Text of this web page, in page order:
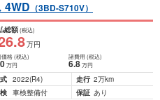
4WD （3BD-S710V）
総額(税込)
.8万円
価格(税込)
万円
諸費用 (税込)
6.8 万円
2022(R4) 走行 2万km
車検整備付 保証 あり